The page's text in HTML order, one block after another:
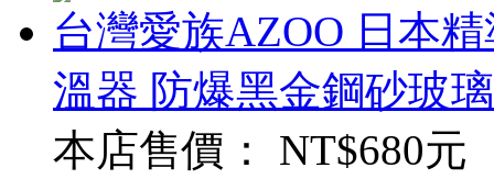
台灣愛族AZOO 日本
溫器 防爆黑金鋼砂玻璃
本店售價： NT$680元